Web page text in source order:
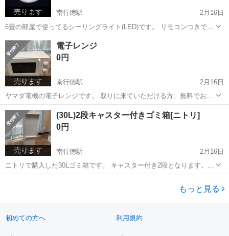
売ります 南行徳駅
2月16日
6畳の部屋で使ってるシーリングライト(LED)です。 リモコンつきで
す。 取りに来ていただける方、無料でお譲りいたします。
千葉 市川市 南行徳駅
売ります
電子レンジ
0円
南行徳駅
2月16日
ヤマダ電機の電子レンジです。 取りに来ていただける方、無料でお譲
りいたします。
千葉 市川市 南行徳駅 キッチン家電 ヤマダ電機
売ります
(30L)2段キャスター付きゴミ箱[ニトリ]
0円
南行徳駅
2月16日
ニトリで購入した30Lゴミ箱です。 キャスター付き2段となります。
取りに来ていただける方、無料でお譲りいたします。
もっと見る
初めての方へ 利用規約